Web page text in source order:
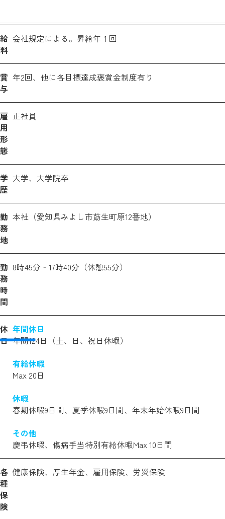
給
料
会社規定による。昇給年１回
賞
与
年2回、他に各目標達成褒賞金制度有り
雇
用
形
態
正社員
学
歴
大学、大学院卒
勤
務
地
本社（愛知県みよし市莇生町原12番地）
勤
務
時
間
8時45分‐17時40分（休憩55分）
休
日
年間休日
年間124日（土、日、祝日休暇）
有給休暇
Max 20日
休暇
春期休暇9日間、夏季休暇9日間、年末年始休暇9日間
その他
慶弔休暇、傷病手当特別有給休暇Max 10日間
各
種
保
険
健康保険、厚生年金、雇用保険、労災保険